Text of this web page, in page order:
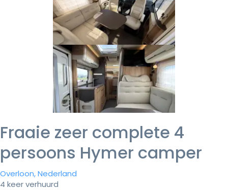
Fraaie zeer complete 4
persoons Hymer camper
Overloon, Nederland
4 keer verhuurd